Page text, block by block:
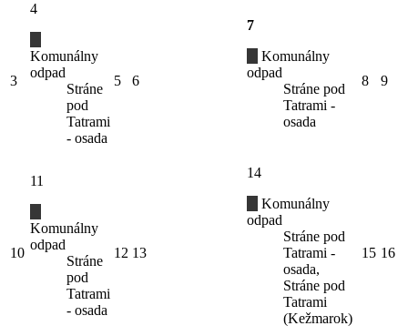
3
4
Komunálny
odpad
Stráne
pod
Tatrami
- osada
5 6
7
Komunálny
odpad
Stráne pod
Tatrami -
osada
8 9
10
11
Komunálny
odpad
Stráne
pod
Tatrami
- osada
12 13
14
Komunálny
odpad
Stráne pod
Tatrami -
osada,
Stráne pod
Tatrami
(Kežmarok)
15 16